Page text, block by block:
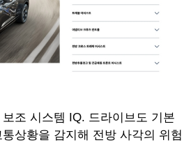
조 시스템 IQ. 드라이브도 기본
상황을 감지해 전방 사각의 위험